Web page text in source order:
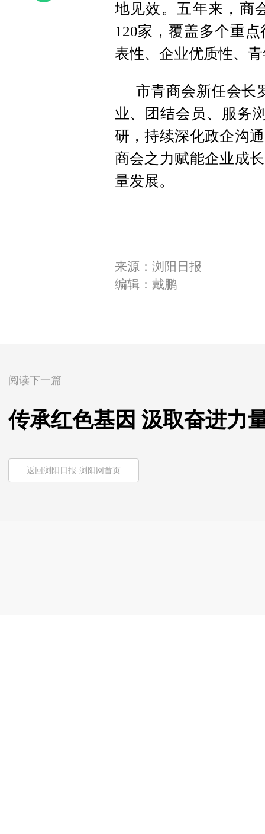
地见效。五年来，商
120家，覆盖多个重
表性、企业优质性、
市青商会新任会长
业、团结会员、服务
研，持续深化政企沟
商会之力赋能企业成
量发展。
来源：浏阳日报
编辑：戴鹏
阅读下一篇
传承红色基因 汲取奋进力
返回浏阳日报-浏阳网首页